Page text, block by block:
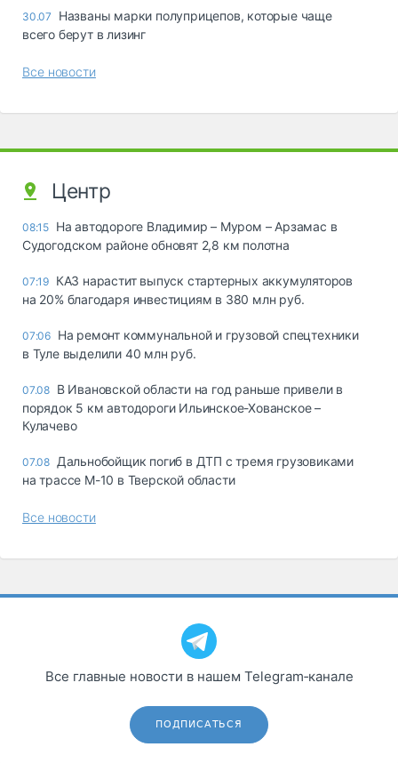
30.07
Названы марки полуприцепов, которые чаще
всего берут в лизинг
Все новости
Центр
08:15 На автодороге Владимир – Муром – Арзамас в
Судогодском районе обновят 2,8 км полотна
07:19 КАЗ нарастит выпуск стартерных аккумуляторов
на 20% благодаря инвестициям в 380 млн руб.
07:06 На ремонт коммунальной и грузовой спецтехники
в Туле выделили 40 млн руб.
07.08 В Ивановской области на год раньше привели в
порядок 5 км автодороги Ильинское-Хованское –
Кулачево
07.08 Дальнобойщик погиб в ДТП с тремя грузовиками
на трассе М-10 в Тверской области
Все новости
Все главные новости в нашем Telegram‑канале
ПОДПИСАТЬСЯ